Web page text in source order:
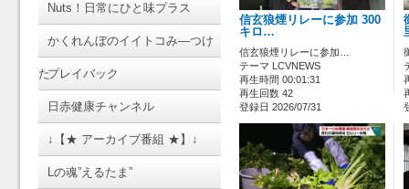
Nuts！日常にひと味プラス
かくれんぼのイイトコみ―つけ
たプレイバック
日赤健康チャンネル
↓【★ アーカイブ番組 ★】↓
Lの魂”えるたま”
信玄狼煙リレーに参加 300
キロ…
信玄狼煙リレーに参加…
テーマ LCVNEWS
再生時間 00:01:31
再生回数 42
登録日 2026/07/31